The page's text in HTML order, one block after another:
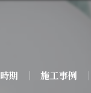
期 施工事例